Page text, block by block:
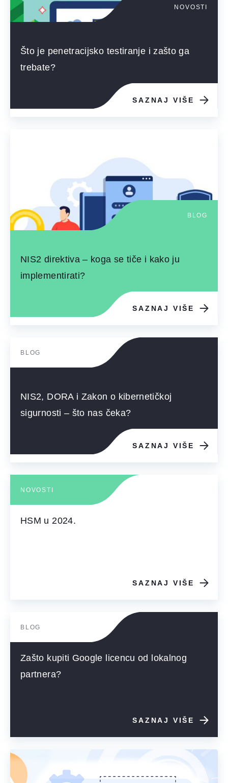
NOVOSTI
Što je penetracijsko testiranje i zašto ga
trebate?
SAZNAJ VIŠE
BLOG
NIS2 direktiva – koga se tiče i kako ju
implementirati?
SAZNAJ VIŠE
BLOG
NIS2, DORA i Zakon o kibernetičkoj
sigurnosti – što nas čeka?
SAZNAJ VIŠE
NOVOSTI
HSM u 2024.
SAZNAJ VIŠE
BLOG
Zašto kupiti Google licencu od lokalnog
partnera?
SAZNAJ VIŠE